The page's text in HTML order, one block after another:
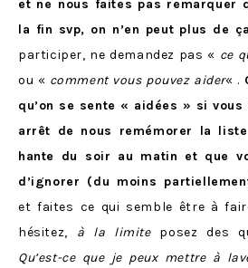
et ne nous faites pas remarquer
la fin svp, on n’en peut plus de
participer, ne demandez pas « ce
ou « comment vous pouvez aider« .
qu’on se sente « aidées » si vous
arrêt de nous remémorer la
hante du soir au matin et que
d’ignorer (du moins
et faites ce qui semble être à
hésitez, à la limiteposez des
Qu’est-ce que je peux mettre à